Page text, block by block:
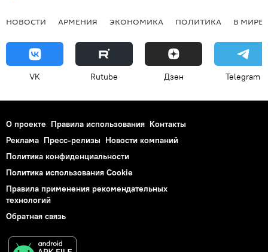
НОВОСТИ АРМЕНИЯ ЭКОНОМИКА ПОЛИТИКА В МИРЕ
VK Rutube Дзен Telegram
О проекте Правила использования Контакты
Реклама Пресс-релизы Новости компаний
Политика конфиденциальности
Политика использования Cookie
Правила применения рекомендательных
технологий
Обратная связь